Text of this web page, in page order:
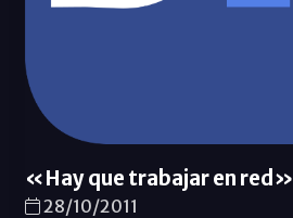
«Hay que trabajar en red»
28/10/2011